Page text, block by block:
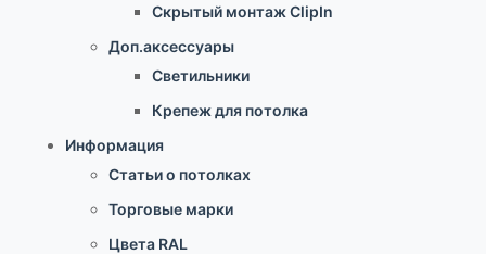
Скрытый монтаж ClipIn
Доп.аксессуары
Светильники
Крепеж для потолка
Информация
Статьи о потолках
Торговые марки
Цвета RAL